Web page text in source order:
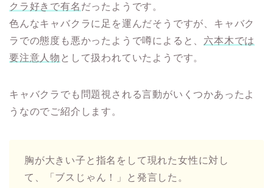
クラ好きで有名 だったようです。
色んなキャバクラに足を運んだそうですが、キャバク
ラでの態度も悪かったようで噂によると、 六本木では
要注意人物 として扱われていたようです。
キャバクラでも問題視される言動がいくつかあったよ
うなのでご紹介します。
胸が大きい子と指名をして現れた女性に対し
て、「ブスじゃん！」と発言した。